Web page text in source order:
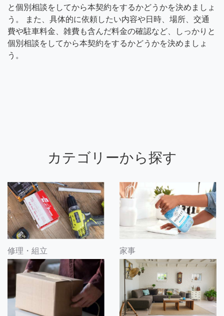
と個別相談をしてから本契約をするかどうかを決めましょ
う。 また、具体的に依頼したい内容や日時、場所、交通
費や駐車料金、雑費も含んだ料金の確認など、しっかりと
個別相談をしてから本契約をするかどうかを決めましょ
う。
カテゴリーから探す
修理・組立 家事